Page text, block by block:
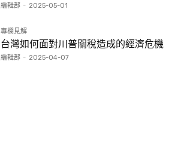
編輯部 - 2025-05-01
專欄見解
台灣如何面對川普關稅造成的經濟危機
編輯部 - 2025-04-07